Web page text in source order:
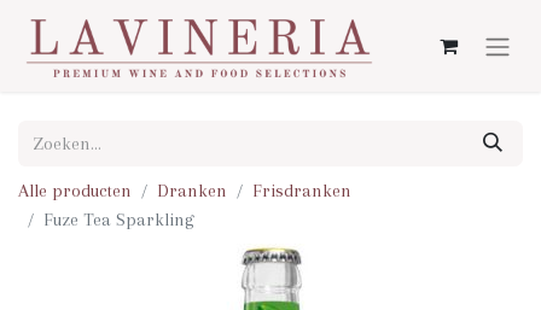
Alle producten Dranken
Frisdranken
Fuze Tea Sparkling